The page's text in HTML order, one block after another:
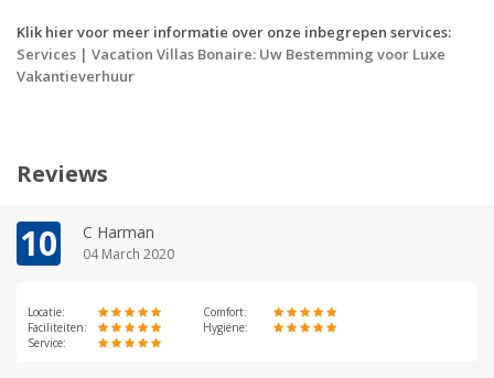
Klik hier voor meer informatie over onze inbegrepen services:
Services | Vacation Villas Bonaire: Uw Bestemming voor Luxe
Vakantieverhuur
Reviews
10 C Harman
04 March 2020
Locatie:
Comfort:
Faciliteiten:
Hygiëne:
Service: